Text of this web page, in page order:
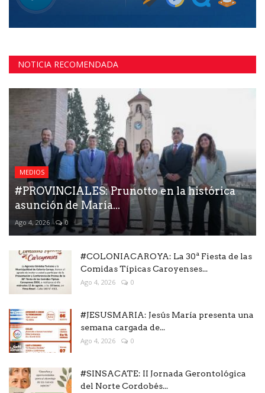
NOTICIA RECOMENDADA
MEDIOS
#PROVINCIALES: Prunotto en la histórica
asunción de María...
Ago 4, 2026 0
#COLONIACAROYA: La 30ª Fiesta de las
Comidas Típicas Caroyenses...
Ago 4, 2026 0
#JESUSMARIA: Jesús María presenta una
semana cargada de...
Ago 4, 2026 0
#SINSACATE: II Jornada Gerontológica
del Norte Cordobés...